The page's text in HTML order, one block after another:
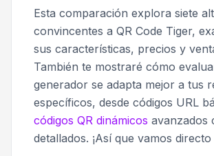
Esta comparación explora siete
convincentes a QR Code Tiger,
sus características, precios y
También te mostraré cómo
generador se adapta mejor a tus
específicos, desde códigos URL
códigos QR dinámicos avanzados
detallados. ¡Así que vamos